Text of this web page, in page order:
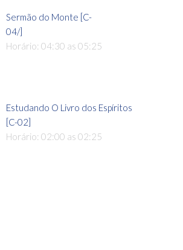
Sermão do Monte [C-
04/]
Horário: 04:30 as 05:25
Estudando O Livro dos Espíritos
[C-02]
Horário: 02:00 as 02:25